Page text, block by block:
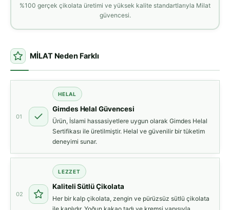
%100 gerçek çikolata üretimi ve yüksek kalite standartlarıyla Milat
güvencesi.
MİLAT Neden Farklı
01
HELAL
Gimdes Helal Güvencesi
Ürün, İslami hassasiyetlere uygun olarak Gimdes Helal
Sertifikası ile üretilmiştir. Helal ve güvenilir bir tüketim
deneyimi sunar.
02
LEZZET
Kaliteli Sütlü Çikolata
Her bir kalp çikolata, zengin ve pürüzsüz sütlü çikolata